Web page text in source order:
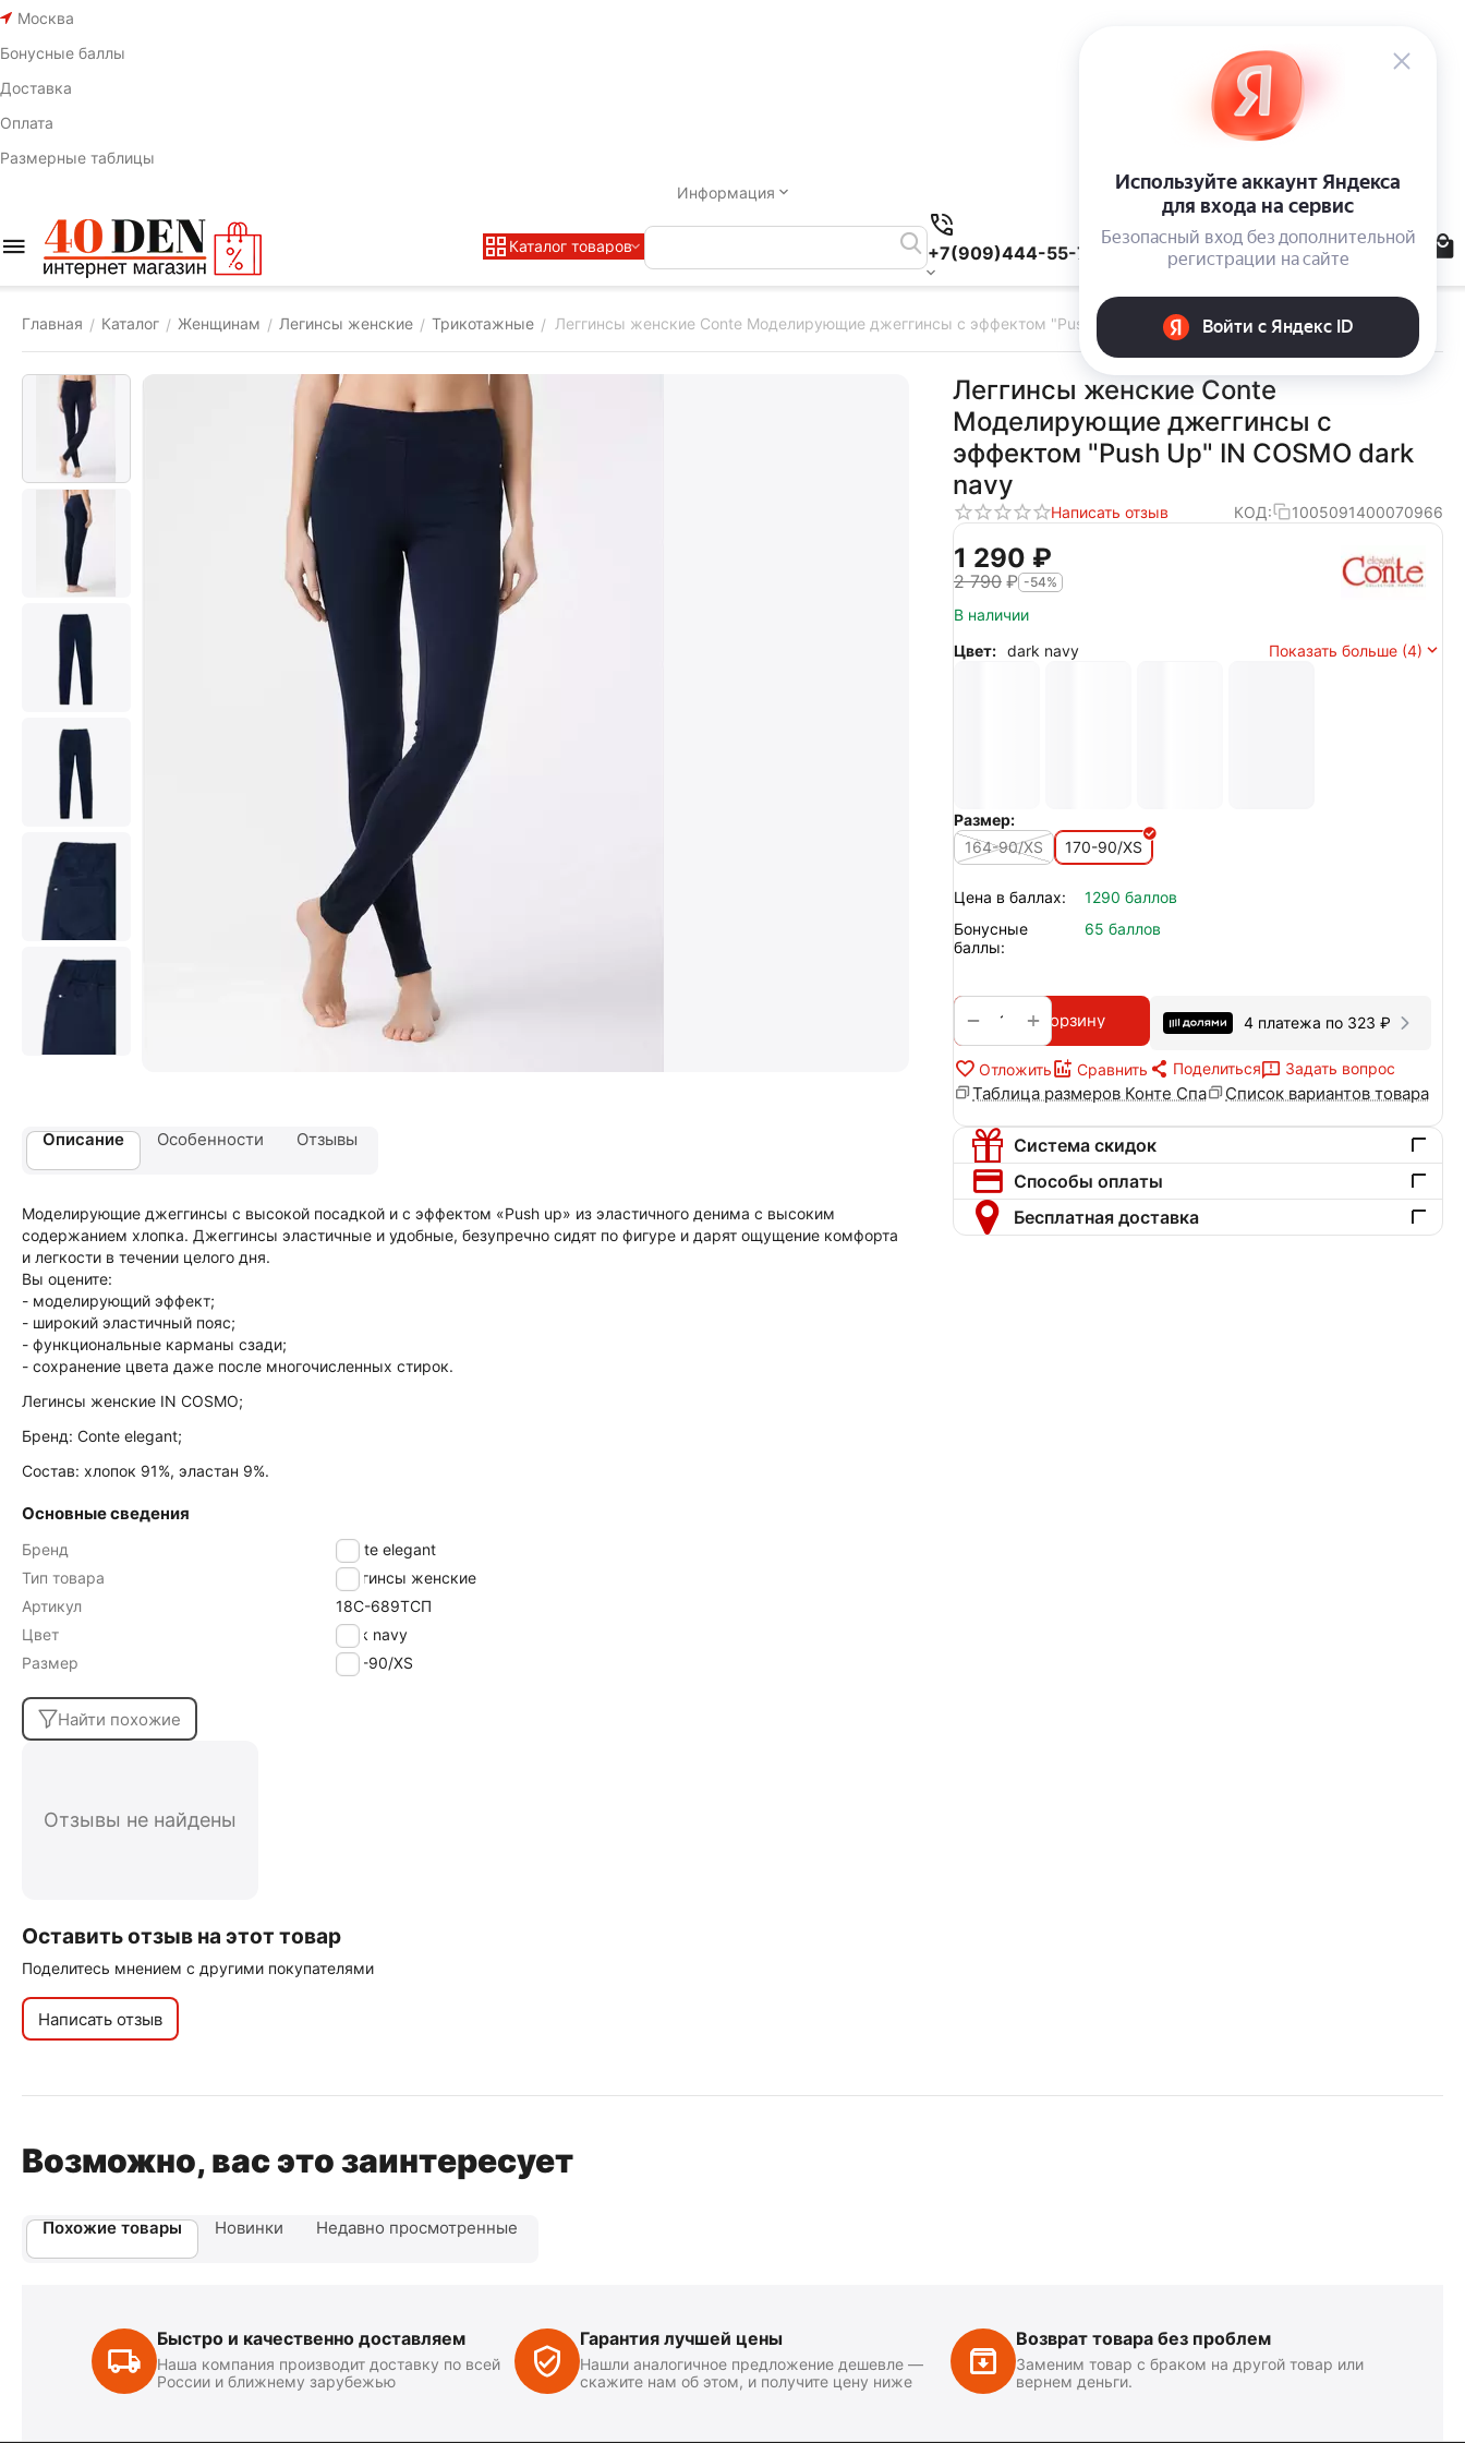
Москва
Бонусные баллы
Доставка
Оплата
Размерные таблицы
Информация
Каталог товаров +7(909)444-55-78
Главная / Каталог / Женщинам / Легинсы женские / Трикотажные / Леггинсы женские Conte Моделирующие джеггинсы с эффектом "Push Up" IN COSMO dark navy
Леггинсы женские Conte
Моделирующие джеггинсы с
эффектом "Push Up" IN COSMO dark
navy
Написать отзыв КОД: 1005091400070966
1 290 ₽
2 790 ₽ -54%
В наличии
Цвет: dark navy Показать больше (4)
Размер:
164-90/XS
170-90/XS
Цена в баллах:
1290 баллов
Бонусные
баллы:
65 баллов
+
− В корзину 4 платежа по 323 ₽
Отложить Сравнить Поделиться Задать вопрос
Таблица размеров Конте Спа Список вариантов товара
Система скидок
Способы оплаты
Бесплатная доставка
Описание Особенности Отзывы
Моделирующие джеггинсы с высокой посадкой и с эффектом «Push up» из эластичного денима с высоким
содержанием хлопка. Джеггинсы эластичные и удобные, безупречно сидят по фигуре и дарят ощущение комфорта
и легкости в течении целого дня.
Вы оцените:
- моделирующий эффект;
- широкий эластичный пояс;
- функциональные карманы сзади;
- сохранение цвета даже после многочисленных стирок.
Легинсы женские IN COSMO;
Бренд: Conte elegant;
Состав: хлопок 91%, эластан 9%.
Основные сведения
Бренд
Conte elegant
Тип товара
Леггинсы женские
Артикул
18С-689ТСП
Цвет
dark navy
Размер
170-90/XS
Найти похожие
Отзывы не найдены
Оставить отзыв на этот товар
Поделитесь мнением с другими покупателями
Написать отзыв
Возможно, вас это заинтересует
Похожие товары Новинки Недавно просмотренные
Быстро и качественно доставляем
Наша компания производит доставку по всей
России и ближнему зарубежью
Гарантия лучшей цены
Нашли аналогичное предложение дешевле —
скажите нам об этом, и получите цену ниже
Возврат товара без проблем
Заменим товар с браком на другой товар или
вернем деньги.